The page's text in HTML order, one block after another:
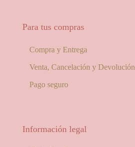
Para tus compras
Compra y Entrega
Venta, Cancelación y Devolución
Pago seguro
Información legal